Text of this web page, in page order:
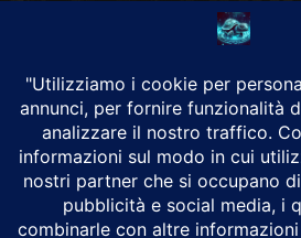
CHI SIAMO
Alground Geopolitica e Cyberwarfare.
Da una idea di Brunilde Trizio
Alground fa parte del Gruppo Trizio